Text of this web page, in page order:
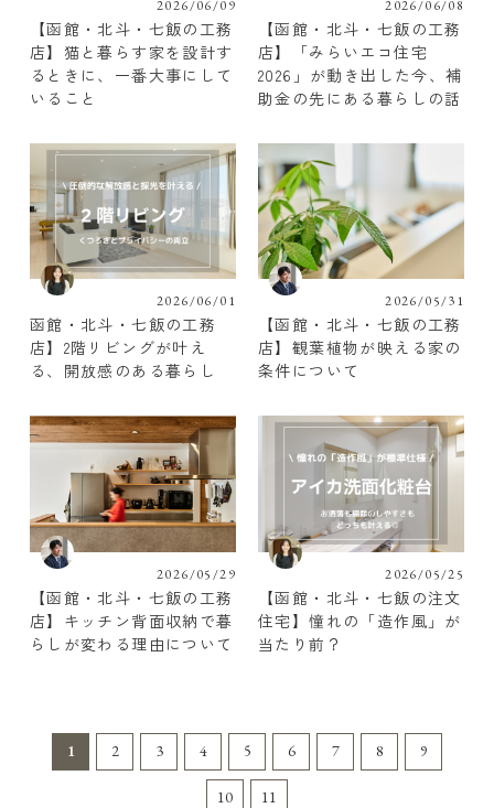
2026/06/09
【函館・北斗・七飯の工務
店】猫と暮らす家を設計す
るときに、一番大事にして
いること
2026/06/08
【函館・北斗・七飯の工務
店】「みらいエコ住宅
2026」が動き出した今、補
助金の先にある暮らしの話
2026/06/01
函館・北斗・七飯の工務
店】2階リビングが叶え
る、開放感のある暮らし
2026/05/31
【函館・北斗・七飯の工務
店】観葉植物が映える家の
条件について
2026/05/29
【函館・北斗・七飯の工務
店】キッチン背面収納で暮
らしが変わる理由について
2026/05/25
【函館・北斗・七飯の注文
住宅】憧れの「造作風」が
当たり前？
1 2 3 4 5 6 7 8 9
10 11